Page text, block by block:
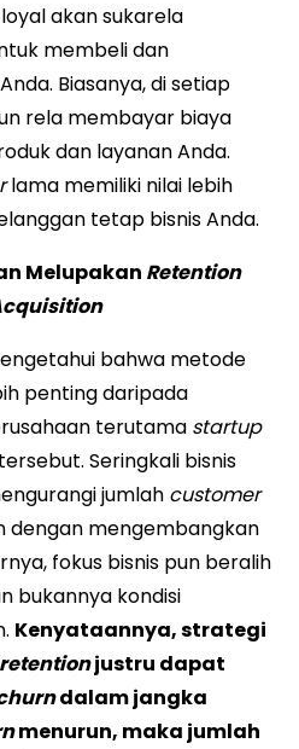
akan sukarela
membeli dan
Biasanya, di setiap
rela membayar biaya
dan layanan Anda.
lama memiliki nilai lebih
tetap bisnis Anda.
Melupakan Retention
bahwa metode
penting daripada
terutama startup
Seringkali bisnis
jumlah customer
dengan mengembangkan
fokus bisnis pun beralih
bukannya kondisi
Kenyataannya, strategi
retentionjustru dapat
dalam jangka
menurun, maka jumlah